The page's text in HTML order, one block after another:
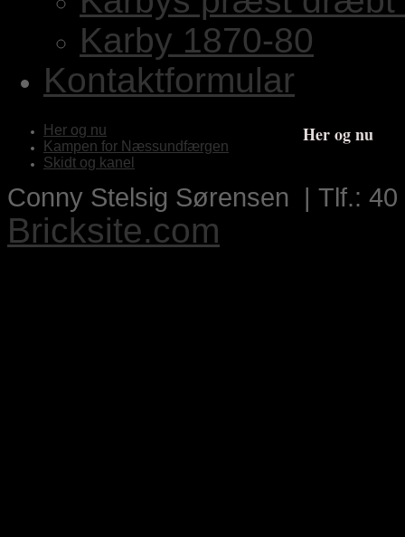
Karby 1870-80
Kontaktformular
Her og nu
Kampen for Næssundfærgen
Skidt og kanel
Her og nu
Conny Stelsig Sørensen | Tlf.: 40
Bricksite.com